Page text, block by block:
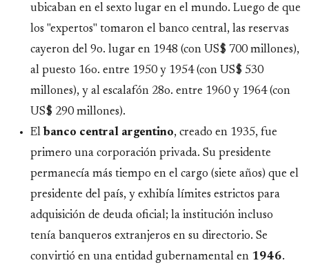
ubicaban en el sexto lugar en el mundo. Luego de que
los "expertos" tomaron el banco central, las reservas
cayeron del 9o. lugar en 1948 (con US$ 700 millones),
al puesto 16o. entre 1950 y 1954 (con US$ 530
millones), y al escalafón 28o. entre 1960 y 1964 (con
US$ 290 millones).
El banco central argentino, creado en 1935, fue
primero una corporación privada. Su presidente
permanecía más tiempo en el cargo (siete años) que el
presidente del país, y exhibía límites estrictos para
adquisición de deuda oficial; la institución incluso
tenía banqueros extranjeros en su directorio. Se
convirtió en una entidad gubernamental en 1946.